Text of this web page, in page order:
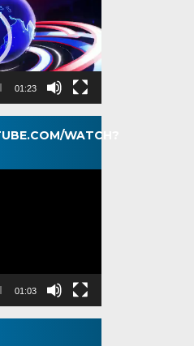
01:23
WATCH?
01:03